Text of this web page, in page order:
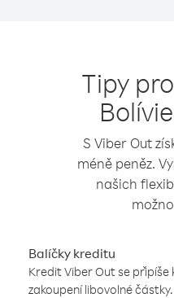
Tipy
S Viber Out
méně peněz.
našich
Balíčky kreditu
Kredit Viber Out se
zakoupení libovolné